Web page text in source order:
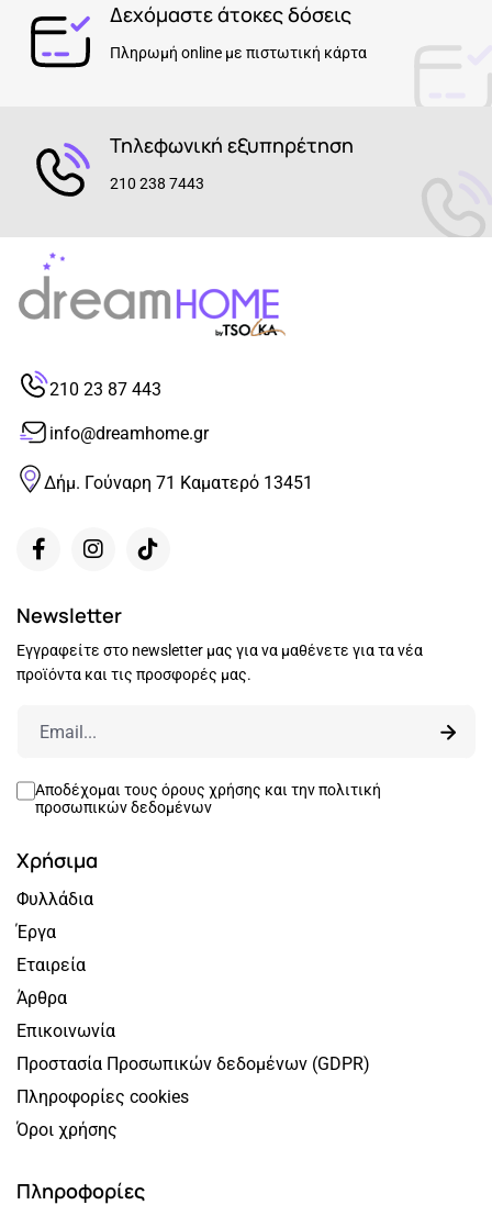
Δεχόμαστε άτοκες δόσεις
Πληρωμή online με πιστωτική κάρτα
Τηλεφωνική εξυπηρέτηση
210 238 7443
210 23 87 443
info@dreamhome.gr
Δήμ. Γούναρη 71 Καματερό 13451
Newsletter
Εγγραφείτε στο newsletter μας για να μαθένετε για τα νέα
προϊόντα και τις προσφορές μας.
Αποδέχομαι τους όρους χρήσης και τηνπολιτική
προσωπικών δεδομένων
Χρήσιμα
Φυλλάδια
Έργα
Εταιρεία
Άρθρα
Επικοινωνία
Προστασία Προσωπικών δεδομένων (GDPR)
Πληροφορίες cookies
Όροι χρήσης
Πληροφορίες